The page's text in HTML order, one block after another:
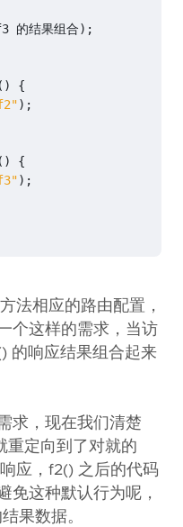
的结果组合);
()
{
);
()
{
);
法相应的路由配置，
个这样的需求，当访
的响应结果组合起来
求，现在我们清楚
重定向到了对就的
应，f2() 之后的代码
免这种默认行为呢，
果数据。